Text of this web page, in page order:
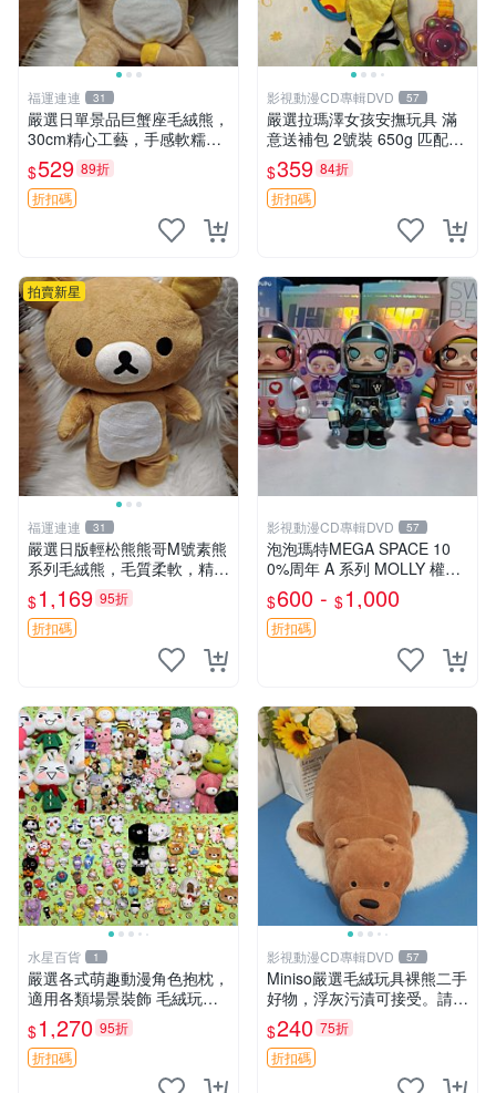
福運連連 31
嚴選日單景品巨蟹座毛絨熊，
30cm精心工藝，手感軟糯推
薦收藏送人 巨蟹座 毛絨玩具
精緻做工
$529 89折
折扣碼
影視動漫CD專輯DVD 57
嚴選拉瑪澤女孩安撫玩具 滿
意送補包 2號裝 650g 匹配嬰
幼童舒壓好伴侶 女孩專用 安
心選擇 安撫玩偶 衝包 玩具
$359 84折
折扣碼
拍賣新星
福運連連 31
嚴選日版輕松熊熊哥M號素熊
系列毛絨熊，毛質柔軟，精緻
可愛，尺寸35cm，保存狀態
優異。收藏或贈送皆為佳選。
中古 毛絨熊 毛玩偶
$1,169 95折
折扣碼
影視動漫CD專輯DVD 57
泡泡瑪特MEGA SPACE 10
0%周年 A 系列 MOLLY 權威
隱藏款 嚴選薄荷巧克力色 80
年代風味 權威推薦 合適收藏
$600 - $1,000
折扣碼
水星百貨 1
嚴選各式萌趣動漫角色抱枕，
適用各類場景裝飾 毛絨玩
具、卡通抱枕、趣味玩偶
$1,270 95折
折扣碼
影視動漫CD專輯DVD 57
Miniso嚴選毛絨玩具裸熊二手
好物，浮灰污漬可接受。請詳
閱照片再下單，售出不退不
換。全新品相收藏推薦。 裸
熊 毛絨玩具 收藏
$240 75折
折扣碼